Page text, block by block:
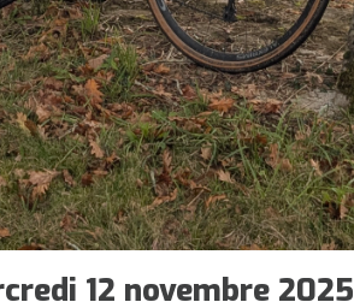
12 novembre 2025